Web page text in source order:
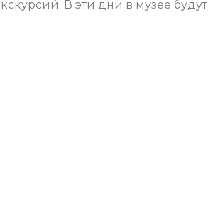
В эти дни в музее будут